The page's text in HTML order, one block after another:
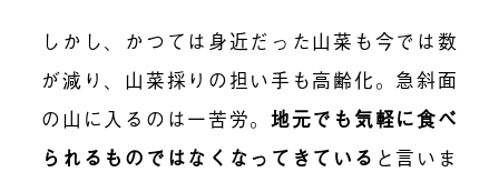
しかし、かつては身近だった山菜も今では数
が減り、山菜採りの担い手も高齢化。急斜面
の山に入るのは一苦労。地元でも気軽に食べ
られるものではなくなってきている と言いま